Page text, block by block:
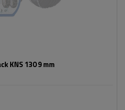
KNS 130 9 mm